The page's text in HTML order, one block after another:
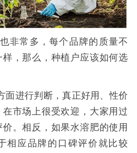
非常多，每个品牌的质量不
样，那么，种植户应该如何选
面进行判断，真正好用、性价
市场上很受欢迎，大家用过
。相反，如果水溶肥的使用
相应品牌的口碑评价就比较